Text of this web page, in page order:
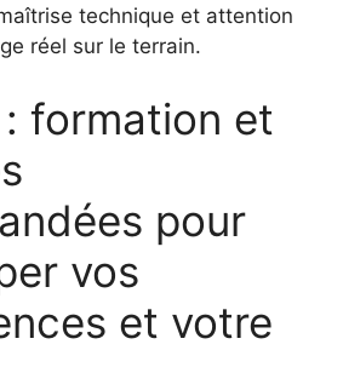
technique et attention
réel sur le terrain.
formation et
pour
vos
et votre